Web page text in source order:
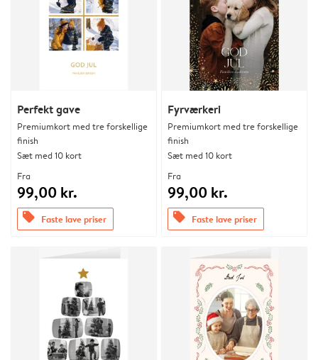
Perfekt gave
Premiumkort med tre forskellige
finish
Sæt med 10 kort
Fra
99,00 kr.
offers Faste lave priser
Fyrværkeri
Premiumkort med tre forskellige
finish
Sæt med 10 kort
Fra
99,00 kr.
offers Faste lave priser